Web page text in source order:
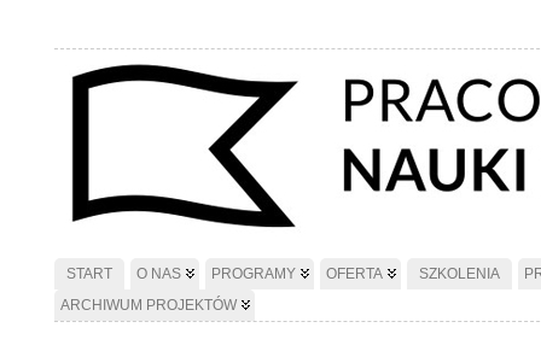
START O NAS PROGRAMY OFERTA SZKOLENIA
ARCHIWUM PROJEKTÓW